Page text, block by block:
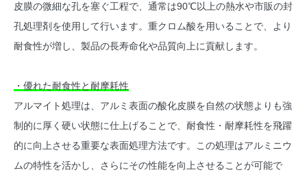
皮膜の微細な孔を塞ぐ工程で、通常は90℃以上の熱水や市販の封
孔処理剤を使用して行います。重クロム酸を用いることで、より
耐食性が増し、製品の長寿命化や品質向上に貢献します。
・優れた耐食性と耐摩耗性
アルマイト処理は、アルミ表面の酸化皮膜を自然の状態よりも強
制的に厚く硬い状態に仕上げることで、耐食性・耐摩耗性を飛躍
的に向上させる重要な表面処理方法です。この処理はアルミニウ
ムの特性を活かし、さらにその性能を向上させることが可能で